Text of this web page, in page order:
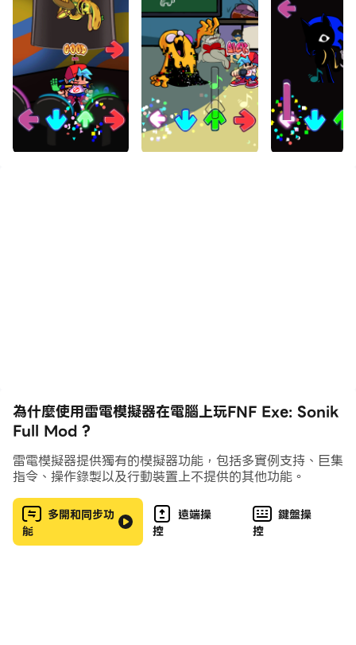
下載FNF Exe: Sonik Full Mod並在PC上運行。享受PC
端的大螢幕和高畫質畫質吧!
FNF Exe：Sonik Full Mod即將來到鎮上。迫不及待想
看索尼克和BF的所有戰鬥
- 令人驚嘆的 2D 圖形。
- 一個關於男朋友和女朋友、Tabi 和 Ruv 的激動人心的
故事……
為什麼使用雷電模擬器在電腦上玩FNF Exe: Sonik
Full Mod ?
雷電模擬器提供獨有的模擬器功能，包括多實例支持、巨集
指令、操作錄製以及行動裝置上不提供的其他功能。
多開和同步功
能
遠端操
控
鍵盤操
控